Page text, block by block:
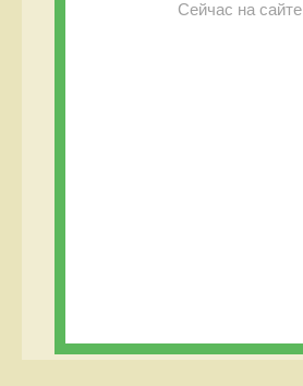
Сейчас на сайте